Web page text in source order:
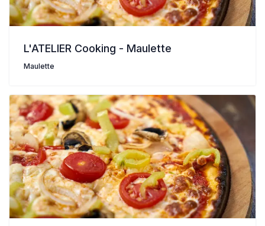
L'ATELIER Cooking - Maulette
Maulette